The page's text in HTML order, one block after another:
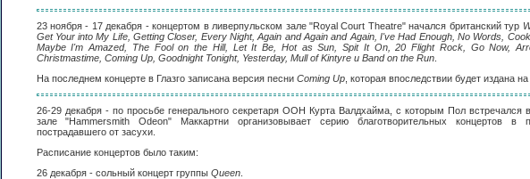
23 ноября - 17 декабря - концертом в ливерпульском зале "Royal Court Theatre" начался британский тур
Get Your into My Life, Getting Closer, Every Night, Again and Again and Again, I've Had Enough, No Words,
Maybe I'm Amazed, The Fool on the Hill, Let It Be, Hot as Sun, Spit It On, 20 Flight Rock, Go Now,
Christmastime, Coming Up, Goodnight Tonight, Yesterday, Mull of Kintyre и Band on the Run.
На последнем концерте в Глазго записана версия песни Coming Up, которая впоследствии будет издана на
26-29 декабря - по просьбе генерального секретаря ООН Курта Валдхайма, с которым Пол встречался
зале "Hammersmith Odeon" Маккартни организовывает серию благотворительных концертов в
пострадавшего от засухи.
Расписание концертов было таким:
26 декабря - сольный концерт группы Queen.